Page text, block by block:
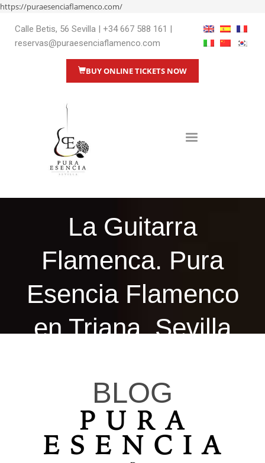
https://puraesenciaflamenco.com/
Calle Betis, 56 Sevilla | +34 667 588 161 |
reservas@puraesenciaflamenco.com
BUY ONLINE TICKETS NOW
La Guitarra
Flamenca. Pura
Esencia Flamenco
en Triana, Sevilla
BLOG